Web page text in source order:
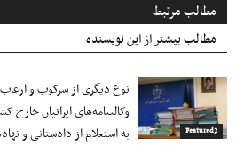
مطالب مرتبط
مطالب بیشتر از این نویسنده
Featured2
نوع دیگری از سرکوب و
وکالتنامه‌های ایرانیان خارج
به استعلام از دادستانی و